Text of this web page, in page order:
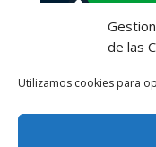
de las
Utilizamos cookies para